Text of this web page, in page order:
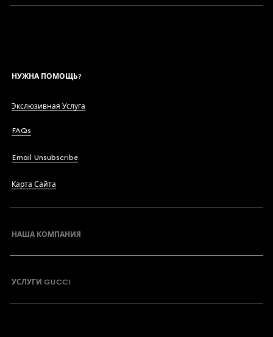
НУЖНА ПОМОЩЬ?
Экслюзивная Услуга
FAQs
Email Unsubscribe
Карта Сайта
НАША КОМПАНИЯ
УСЛУГИ GUCCI